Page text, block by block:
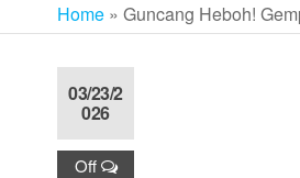
Home » Guncang Heboh!
03/23/2
026
Off